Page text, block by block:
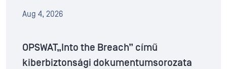
Aug 4, 2026
OPSWAT„Into the Breach” című
kiberbiztonsági dokumentumsorozata